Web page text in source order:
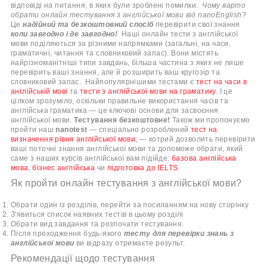
відповіді на питання, в яких були зроблені помилки. Чому варто
обрати онлайн тестування з англійської мови від nanoEnglish?
Ценадійний та безкоштовний спосібперевірити свої знання
коли завгодно і де завгодно!
Нашіонлайн тести з англійської
мови поділяються за різними напрямками (загальні, на часи,
граматичні, читання та словниковий запас). Вони містять
найрізноманітніші типи завдань, більша частина з яких не лише
перевірить ваші знання, але й розширить ваш кругозір та
словниковий запас.
Найпопулярнішими тестами є тест на часив
англійській мові татести з англійської мови на граматику. І це
цілком зрозуміло, оскільки правильне використання часів та
англійська граматика— це ключові основи для засвоєння
англійської мови. Тестування безкоштовне! Також ми пропонуємо
пройти наш nanotest — спеціально розроблений тест на
визначення рівня англійської мови,— котрий дозволить перевірити
ваші поточні знання англійської мови та допоможе обрати, який
саме з наших курсів англійської вам підійде: базова англійська
мова,бізнес англійська чи підготовка до IELTS.
Як пройти онлайн тестування з англійської мови?
Обрати один із розділів, перейти за посиланням на нову сторінку
З'явиться список наявних тестів в цьому розділі
Обрати вид завдання та розпочати тестування.
Після проходження будь-якого тесту для перевірки знань з
англійської мови ви відразу отримаєте результ.
Рекомендації щодо тестування